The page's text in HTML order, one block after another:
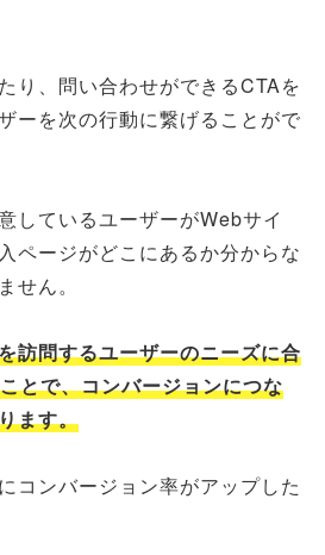
り、問い合わせができるCTAを
ーを次の行動に繋げることがで
しているユーザーがWebサイ
ページがどこにあるか分からな
せん。
訪問するユーザーのニーズに合
とで、コンバージョンにつな
ます。
コンバージョン率がアップした